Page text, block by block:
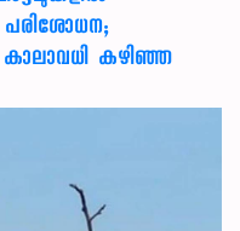
പരിശോധന;
കഴിഞ്ഞ